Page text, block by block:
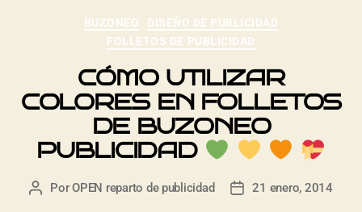
BUZONEO
DISEÑO DE PUBLICIDAD
FOLLETOS DE PUBLICIDAD
CÓMO UTILIZAR
COLORES EN FOLLETOS
DE BUZONEO
PUBLICIDAD
PorOPEN reparto de publicidad 21 enero, 2014